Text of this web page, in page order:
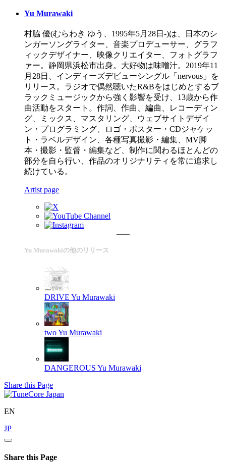
Yu Murawaki
村脇 優(むらわき ゆう、1995年5月28日-)は、日本のシ
ンガーソングライター、音楽プロデューサー、グラフ
ィックデザイナー、映像クリエイター、フォトグラフ
ァー。静岡県浜松市出身。大好物は味噌汁。2019年11
月28日、インディーズデビューシングル「nervous」を
リリース。ラジオで偶然聴いたR&Bをはじめとするブ
ラックミュージックから強く影響を受け、13歳から作
曲活動をスタート。作詞、作曲、編曲、レコーディン
グ、ミックス、マスタリング、ウェブサイトデザイ
ン・プログラミング、ロゴ・ポスター・CDジャケッ
ト・ラベルデザイン、各種写真撮影・編集、MV脚
本・撮影・監督・編集など、制作に関わるほとんどの
部分を自ら行い、作品のオリジナリティを常に追求し
続けている。
Artist page
Yu Murawakiの他のリリース
DRIVE Yu Murawaki
twoYu Murawaki
DANGEROUS Yu Murawaki
Share this Page
EN
JP
Share this Page